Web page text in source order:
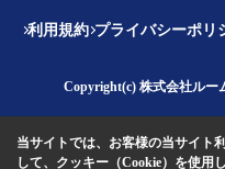
利用規約 プライバシーポリ
Copyright(c) 株式会社ル
当サイトでは、お客様の当サイト
して、クッキー（Cookie）を使用